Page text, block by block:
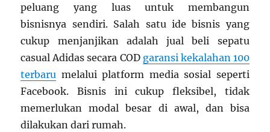
peluang yang luas untuk membangun
bisnisnya sendiri. Salah satu ide bisnis yang
cukup menjanjikan adalah jual beli sepatu
casual Adidas secara COD garansi kekalahan 100
terbaru melalui platform media sosial seperti
Facebook. Bisnis ini cukup fleksibel, tidak
memerlukan modal besar di awal, dan bisa
dilakukan dari rumah.